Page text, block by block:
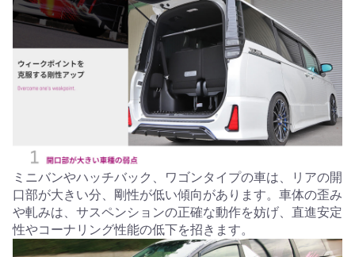
ミニバンやハッチバック、ワゴンタイプの車は、リアの開
口部が大きい分、剛性が低い傾向があります。車体の歪み
や軋みは、サスペンションの正確な動作を妨げ、直進安定
性やコーナリング性能の低下を招きます。